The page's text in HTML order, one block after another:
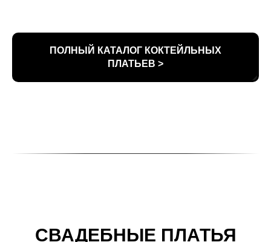
ПОЛНЫЙ КАТАЛОГ КОКТЕЙЛЬНЫХ
ПЛАТЬЕВ >
СВАДЕБНЫЕ ПЛАТЬЯ